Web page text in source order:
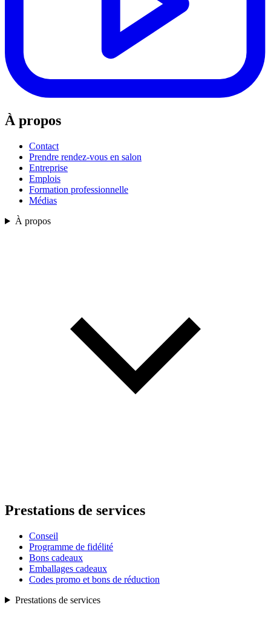
À propos
Contact
Prendre rendez-vous en salon
Entreprise
Emplois
Formation professionnelle
Médias
À propos
Prestations de services
Conseil
Programme de fidélité
Bons cadeaux
Emballages cadeaux
Codes promo et bons de réduction
Prestations de services